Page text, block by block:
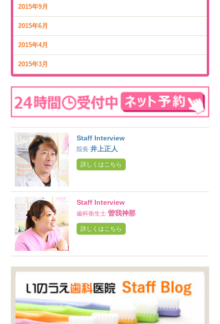
2015年9月
2015年6月
2015年4月
2015年3月
Staff Interview
院長 井上正人
詳しくはこちら
Staff Interview
歯科衛生士 曽我神那
詳しくはこちら